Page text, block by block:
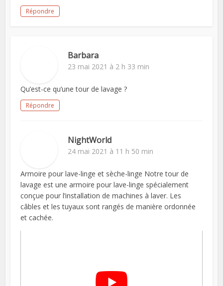
Répondre
Barbara
23 mai 2021 à 2 h 33 min
Qu’est-ce qu’une tour de lavage ?
Répondre
NightWorld
24 mai 2021 à 11 h 50 min
Armoire pour lave-linge et sèche-linge Notre tour de
lavage est une armoire pour lave-linge spécialement
conçue pour l’installation de machines à laver. Les
câbles et les tuyaux sont rangés de manière ordonnée
et cachée.